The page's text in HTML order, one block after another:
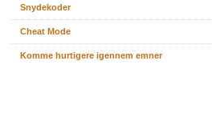
Snydekoder
Cheat Mode
Komme hurtigere igennem emner